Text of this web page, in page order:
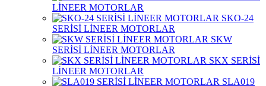
LİNEER MOTORLAR
SKO-24
SERİSİ LİNEER MOTORLAR
SKW
SERİSİ LİNEER MOTORLAR
SKX SERİSİ
LİNEER MOTORLAR
SLA019